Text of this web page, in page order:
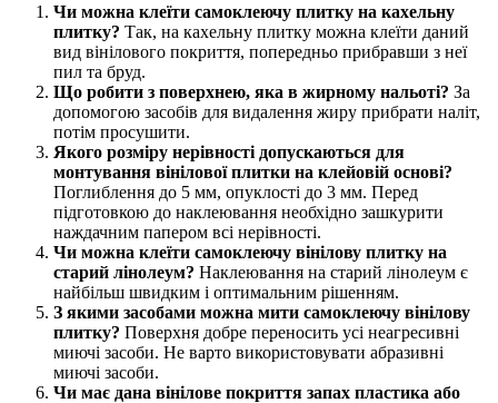
Чи можна клеїти самоклеючу плитку на кахельну
плитку? Так, на кахельну плитку можна клеїти даний
вид вінілового покриття, попередньо прибравши з неї
пил та бруд.
Що робити з поверхнею, яка в жирному нальоті? За
допомогою засобів для видалення жиру прибрати наліт,
потім просушити.
Якого розміру нерівності допускаються для
монтування вінілової плитки на клейовій основі?
Поглиблення до 5 мм, опуклості до 3 мм. Перед
підготовкою до наклеювання необхідно зашкурити
наждачним папером всі нерівності.
Чи можна клеїти самоклеючу вінілову плитку на
старий лінолеум? Наклеювання на старий лінолеум є
найбільш швидким і оптимальним рішенням.
З якими засобами можна мити самоклеючу вінілову
плитку? Поверхня добре переносить усі неагресивні
миючі засоби. Не варто використовувати абразивні
миючі засоби.
Чи має дана вінілове покриття запах пластика або